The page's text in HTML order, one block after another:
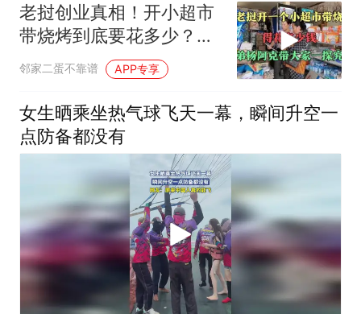
老挝创业真相！开小超市
带烧烤到底要花多少？三
弟杨阿克硬核摸底
邻家二蛋不靠谱 APP专享
女生晒乘坐热气球飞天一幕，瞬间升空一
点防备都没有